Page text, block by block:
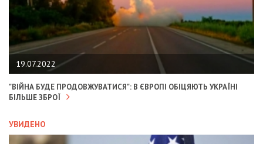
19.07.2022
"ВІЙНА БУДЕ ПРОДОВЖУВАТИСЯ": В ЄВРОПІ ОБІЦЯЮТЬ УКРАЇНІ
БІЛЬШЕ ЗБРОЇ
УВИДЕНО